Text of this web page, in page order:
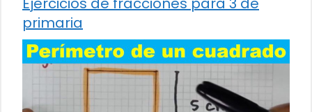
primaria